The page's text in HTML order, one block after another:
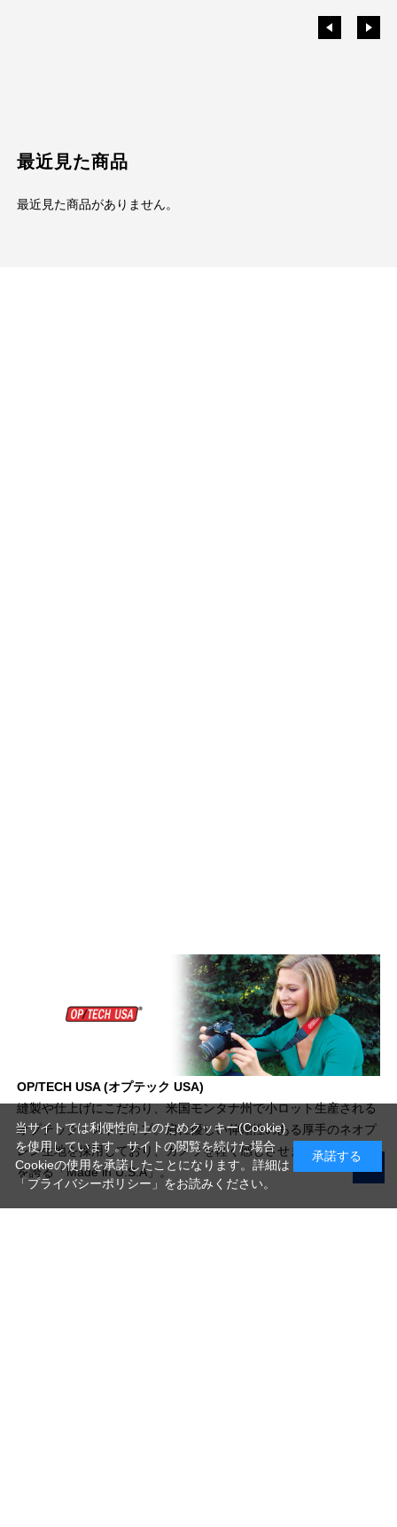
最近見た商品
最近見た商品がありません。
OP/TECH USA (オプテック USA)
縫製や仕上げにこだわり、米国モンタナ州で小ロット生産される
オプテック・ストラップ。肩に優しい伸縮性のある厚手のネオプ
レン生地を採用しており、カメラを軽く感じさせます。高い品質
を誇る「Made in U.S.A」。
当サイトでは利便性向上のためクッキー(Cookie)
を使用しています。サイトの閲覧を続けた場合
Cookieの使用を承諾したことになります。詳細は
「プライバシーポリシー」 をお読みください。
承諾する